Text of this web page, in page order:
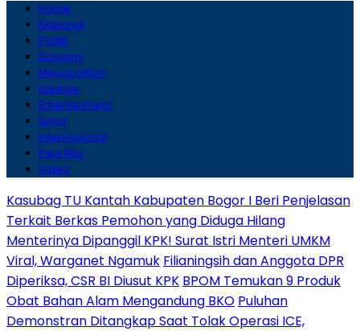
Home
Nasional
Politik
Ekonomi
Megapolitan
Lifestyle
Entertainment
Sport
Internasional
Pers Rilis
Video
Kasubag TU Kantah Kabupaten Bogor I Beri Penjelasan
Terkait Berkas Pemohon yang Diduga Hilang
Menterinya Dipanggil KPK! Surat Istri Menteri UMKM
Viral, Warganet Ngamuk Filianingsih dan Anggota DPR
Diperiksa, CSR BI Diusut KPK BPOM Temukan 9 Produk
Obat Bahan Alam Mengandung BKO Puluhan
Demonstran Ditangkap Saat Tolak Operasi ICE,